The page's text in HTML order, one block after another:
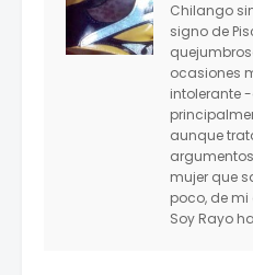
Chilango
signo de
ocasiones
intolerante
aunque
mujer que
poco, de
Soy Rayo